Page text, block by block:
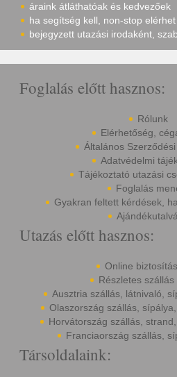
áraink átláthatóak és kedvezőek
ha segítség kell, non-stop
bejegyzett utazási irodaként,
Foglalás előtt hasznos:
Rólunk
Elérhetőség,
Általános
Adatvédelmi
Tájékoztató utazási
Foglalás
Gyakran feltett kérdések,
Utazás előtt hasznos:
Online
Részletes szállás
Ausztria szállás, látnivaló,
Olaszország szállás,
Horvátország szállás,
Franciaország szállás,
Társoldalaink: